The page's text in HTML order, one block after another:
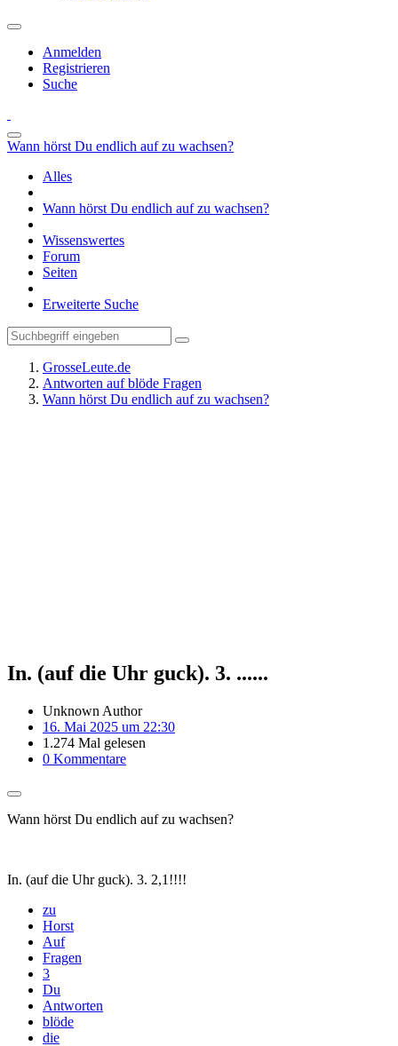
Anmelden
Registrieren
Suche
Wann hörst Du endlich auf zu wachsen?
Alles
Wann hörst Du endlich auf zu wachsen?
Wissenswertes
Forum
Seiten
Erweiterte Suche
GrosseLeute.de
Antworten auf blöde Fragen
Wann hörst Du endlich auf zu wachsen?
In. (auf die Uhr guck). 3. ......
Unknown Author
16. Mai 2025 um 22:30
1.274 Mal gelesen
0 Kommentare
Wann hörst Du endlich auf zu wachsen?
In. (auf die Uhr guck). 3. 2,1!!!!
zu
Horst
Auf
Fragen
3
Du
Antworten
blöde
die